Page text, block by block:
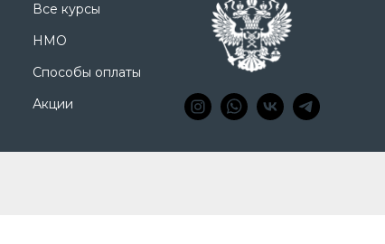
Все курсы
НМО
Способы оплаты
Акции